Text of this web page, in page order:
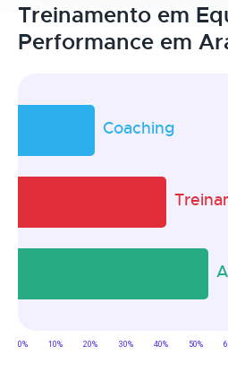
Treinamento em
Performance em